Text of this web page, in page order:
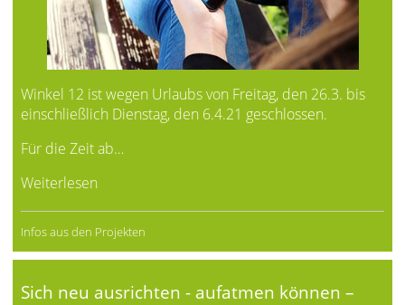
Winkel 12 ist wegen Urlaubs von Freitag, den 26.3. bis
einschließlich Dienstag, den 6.4.21 geschlossen.
Für die Zeit ab…
Weiterlesen
Infos aus den Projekten
Sich neu ausrichten - aufatmen können –